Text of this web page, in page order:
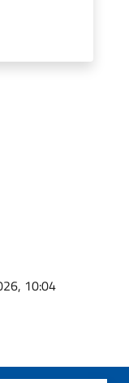
10:04